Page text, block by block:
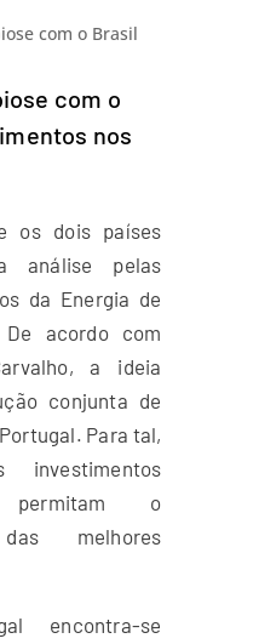
com o
nos
os dois países
análise pelas
da Energia de
acordo com
a ideia
conjunta de
Para tal,
investimentos
permitam o
das melhores
encontra-se